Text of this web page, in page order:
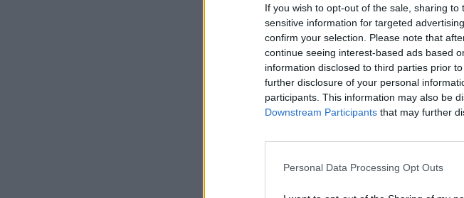
If you wish to opt-out of the sale, sharing
sensitive information for targeted
confirm your selection. Please note that
continue seeing interest-based ads based
information disclosed to third parties prior
further disclosure of your personal
participants. This information may also be
Downstream Participants that may further
Personal Data Processing Opt Outs